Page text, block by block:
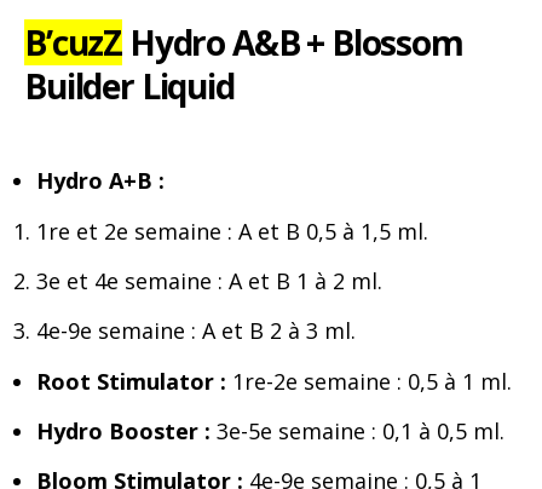
B’cuzZ Hydro A&B + Blossom
Builder Liquid
Hydro A+B :
1re et 2e semaine : A et B 0,5 à 1,5 ml.
3e et 4e semaine : A et B 1 à 2 ml.
4e-9e semaine : A et B 2 à 3 ml.
Root Stimulator : 1re-2e semaine : 0,5 à 1 ml.
Hydro Booster : 3e-5e semaine : 0,1 à 0,5 ml.
Bloom Stimulator : 4e-9e semaine : 0,5 à 1